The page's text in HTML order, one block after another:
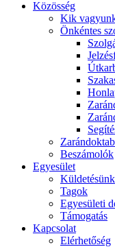
Közösség
Kik
Önkéntes
Beszámolók
Egyesület
Küldetésünk
Tagok
Egyesületi
Támogatás
Kapcsolat
Elérhetőség